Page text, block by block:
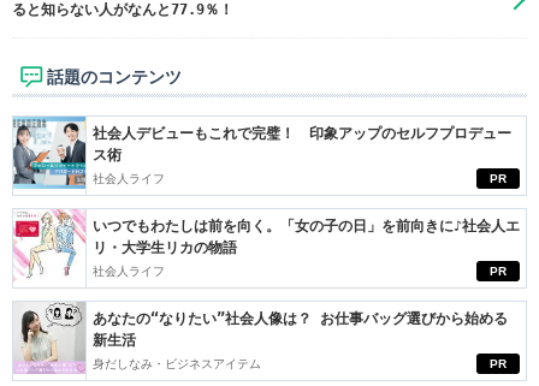
ると知らない人がなんと77.9％！
話題のコンテンツ
PR
社会人デビューもこれで完璧！ 印象アップのセルフプロデュー
ス術
社会人ライフ
PR
いつでもわたしは前を向く。「女の子の日」を前向きに♪社会人エ
リ・大学生リカの物語
社会人ライフ
PR
あなたの“なりたい”社会人像は？ お仕事バッグ選びから始める
新生活
身だしなみ・ビジネスアイテム